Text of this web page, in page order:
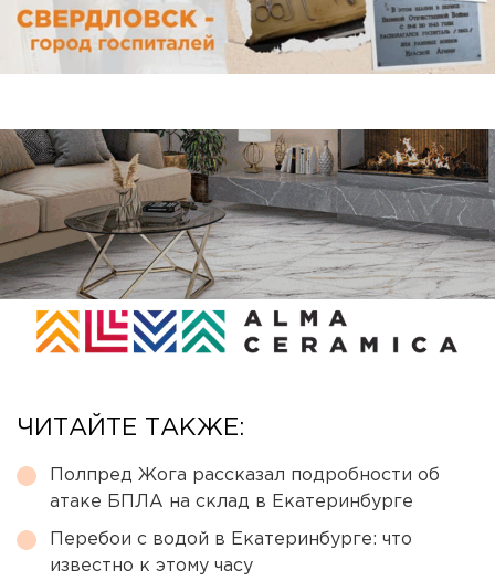
ЧИТАЙТЕ ТАКЖЕ:
Полпред Жога рассказал подробности об
атаке БПЛА на склад в Екатеринбурге
Перебои с водой в Екатеринбурге: что
известно к этому часу